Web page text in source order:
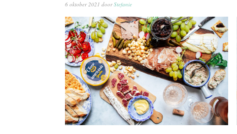
6 oktober 2021 doorStefanie